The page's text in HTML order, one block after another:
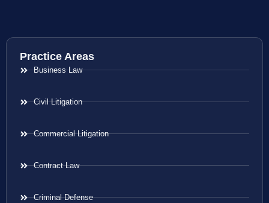
Practice Areas
Business Law
Civil Litigation
Commercial Litigation
Contract Law
Criminal Defense